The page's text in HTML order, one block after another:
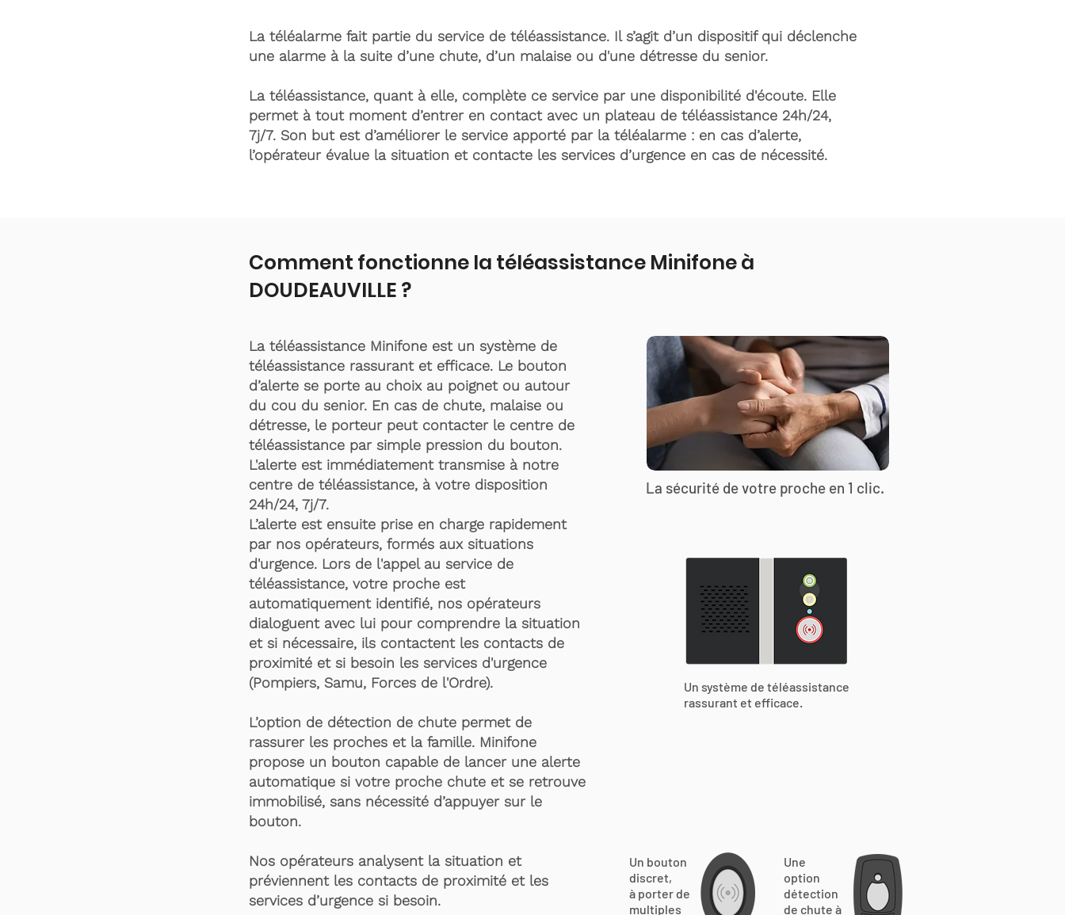
La téléalarme fait partie du service de téléassistance. Il s’agit d’un dispositif qui déclenche
une alarme à la suite d’une chute, d’un malaise ou d'une détresse du senior.
La téléassistance, quant à elle, complète ce service par une disponibilité d'écoute. Elle
permet à tout moment d’entrer en contact avec un plateau de téléassistance 24h/24,
7j/7. Son but est d’améliorer le service apporté par la téléalarme : en cas d’alerte,
l’opérateur évalue la situation et contacte les services d’urgence en cas de nécessité.
Comment fonctionne la téléassistance Minifone à
DOUDEAUVILLE ?
La téléassistance Minifone est un système de
téléassistance rassurant et efficace. Le bouton
d’alerte se porte au choix au poignet ou autour
du cou du senior. En cas de chute, malaise ou
détresse, le porteur peut contacter le centre de
téléassistance par simple pression du bouton.
L'alerte est immédiatement transmise à notre
centre de téléassistance, à votre disposition
24h/24, 7j/7.
L’alerte est ensuite prise en charge rapidement
par nos opérateurs, formés aux situations
d'urgence. Lors de l'appel au service de
téléassistance, votre proche est
automatiquement identifié, nos opérateurs
dialoguent avec lui pour comprendre la situation
et si nécessaire, ils contactent les contacts de
proximité et si besoin les services d'urgence
(Pompiers, Samu, Forces de l'Ordre).
L’option de détection de chute permet de
rassurer les proches et la famille. Minifone
propose un bouton capable de lancer une alerte
automatique si votre proche chute et se retrouve
immobilisé, sans nécessité d’appuyer sur le
bouton.
Nos opérateurs analysent la situation et
préviennent les contacts de proximité et les
services d’urgence si besoin.
La sécurité de votre proche en 1 clic.
Un système de téléassistance
rassurant et efficace.
Un bouton
discret,
à porter de
multiples
Une
option
détection
de chute à